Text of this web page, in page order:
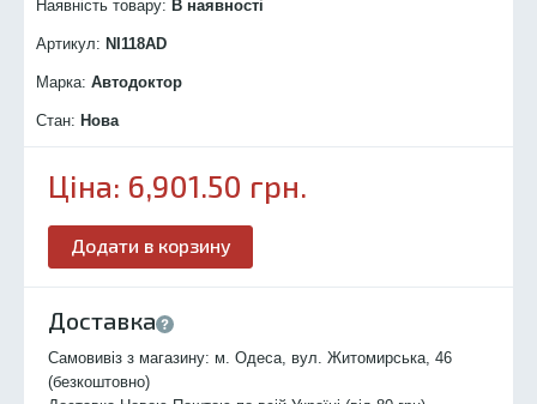
Наявність товару: В наявності
Артикул: NI118AD
Марка: Автодоктор
Стан: Нова
Ціна: 6,901.50 грн.
Додати в корзину
Доставка
Самовивіз з магазину: м. Одеса, вул. Житомирська, 46
(безкоштовно)